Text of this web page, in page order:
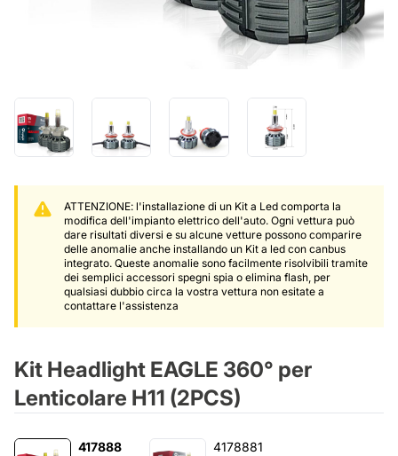
ATTENZIONE: l'installazione di un Kit a Led comporta la
modifica dell'impianto elettrico dell'auto. Ogni vettura può
dare risultati diversi e su alcune vetture possono comparire
delle anomalie anche installando un Kit a led con canbus
integrato. Queste anomalie sono facilmente risolvibili tramite
dei semplici accessori spegni spia o elimina flash, per
qualsiasi dubbio circa la vostra vettura non esitate a
contattare l'assistenza
Kit Headlight EAGLE 360° per
Lenticolare H11 (2PCS)
417888
4178881